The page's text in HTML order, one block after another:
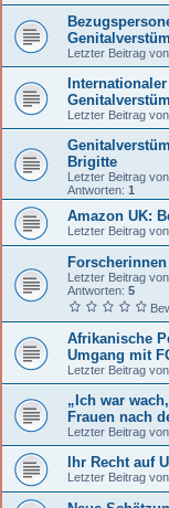
Letzter Beitrag von
Letzter Beitrag von
Brigitte
Letzter Beitrag von
Antworten: 1
Amazon UK:
Letzter Beitrag von
Letzter Beitrag von
Antworten: 5
Afrikanische
Umgang mit
Letzter Beitrag von
„Ich war
Frauen nach
Letzter Beitrag von
Ihr Recht auf
Letzter Beitrag von